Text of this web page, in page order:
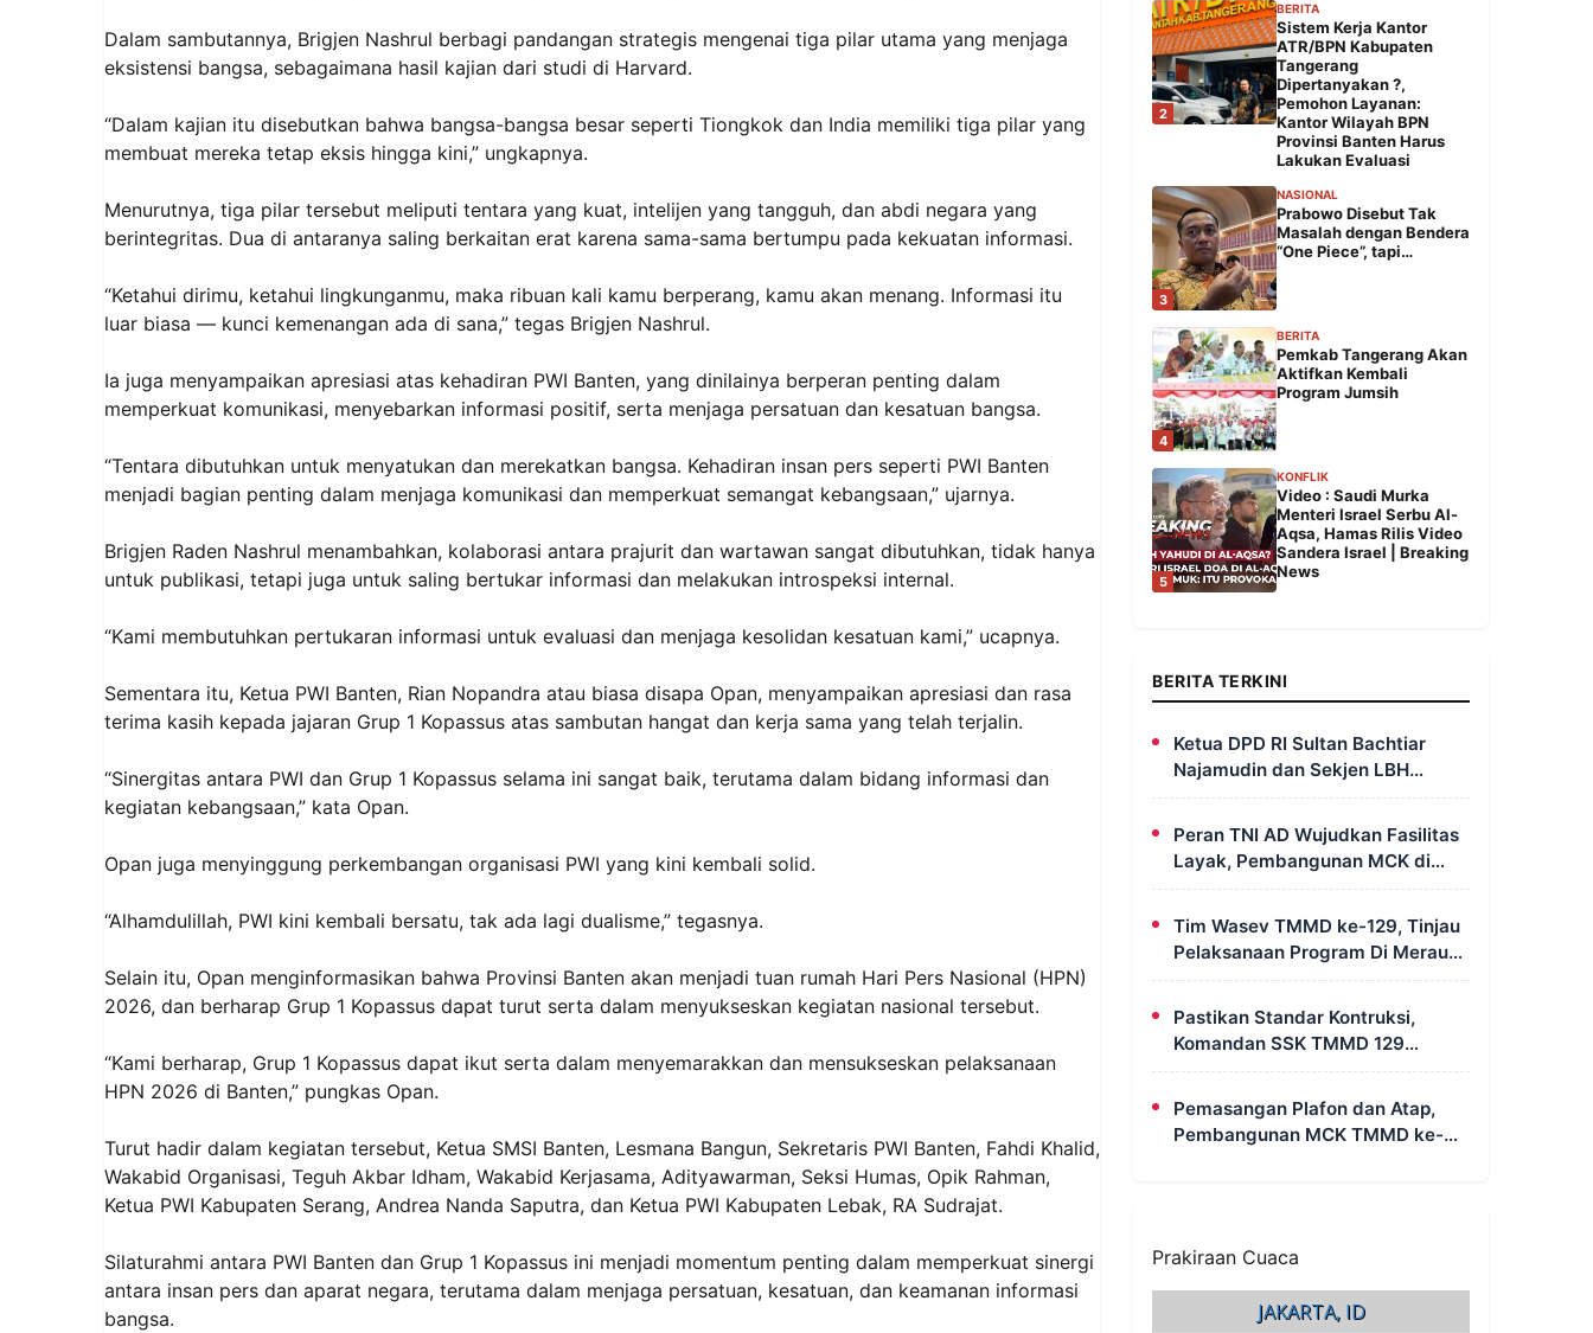
Dalam sambutannya, Brigjen Nashrul berbagi pandangan strategis mengenai tiga pilar utama yang menjaga
eksistensi bangsa, sebagaimana hasil kajian dari studi di Harvard.
“Dalam kajian itu disebutkan bahwa bangsa-bangsa besar seperti Tiongkok dan India memiliki tiga pilar yang
membuat mereka tetap eksis hingga kini,” ungkapnya.
Menurutnya, tiga pilar tersebut meliputi tentara yang kuat, intelijen yang tangguh, dan abdi negara yang
berintegritas. Dua di antaranya saling berkaitan erat karena sama-sama bertumpu pada kekuatan informasi.
“Ketahui dirimu, ketahui lingkunganmu, maka ribuan kali kamu berperang, kamu akan menang. Informasi itu
luar biasa — kunci kemenangan ada di sana,” tegas Brigjen Nashrul.
Ia juga menyampaikan apresiasi atas kehadiran PWI Banten, yang dinilainya berperan penting dalam
memperkuat komunikasi, menyebarkan informasi positif, serta menjaga persatuan dan kesatuan bangsa.
“Tentara dibutuhkan untuk menyatukan dan merekatkan bangsa. Kehadiran insan pers seperti PWI Banten
menjadi bagian penting dalam menjaga komunikasi dan memperkuat semangat kebangsaan,” ujarnya.
Brigjen Raden Nashrul menambahkan, kolaborasi antara prajurit dan wartawan sangat dibutuhkan, tidak hanya
untuk publikasi, tetapi juga untuk saling bertukar informasi dan melakukan introspeksi internal.
“Kami membutuhkan pertukaran informasi untuk evaluasi dan menjaga kesolidan kesatuan kami,” ucapnya.
Sementara itu, Ketua PWI Banten, Rian Nopandra atau biasa disapa Opan, menyampaikan apresiasi dan rasa
terima kasih kepada jajaran Grup 1 Kopassus atas sambutan hangat dan kerja sama yang telah terjalin.
“Sinergitas antara PWI dan Grup 1 Kopassus selama ini sangat baik, terutama dalam bidang informasi dan
kegiatan kebangsaan,” kata Opan.
Opan juga menyinggung perkembangan organisasi PWI yang kini kembali solid.
“Alhamdulillah, PWI kini kembali bersatu, tak ada lagi dualisme,” tegasnya.
Selain itu, Opan menginformasikan bahwa Provinsi Banten akan menjadi tuan rumah Hari Pers Nasional (HPN)
2026, dan berharap Grup 1 Kopassus dapat turut serta dalam menyukseskan kegiatan nasional tersebut.
“Kami berharap, Grup 1 Kopassus dapat ikut serta dalam menyemarakkan dan mensukseskan pelaksanaan
HPN 2026 di Banten,” pungkas Opan.
Turut hadir dalam kegiatan tersebut, Ketua SMSI Banten, Lesmana Bangun, Sekretaris PWI Banten, Fahdi Khalid,
Wakabid Organisasi, Teguh Akbar Idham, Wakabid Kerjasama, Adityawarman, Seksi Humas, Opik Rahman,
Ketua PWI Kabupaten Serang, Andrea Nanda Saputra, dan Ketua PWI Kabupaten Lebak, RA Sudrajat.
Silaturahmi antara PWI Banten dan Grup 1 Kopassus ini menjadi momentum penting dalam memperkuat sinergi
antara insan pers dan aparat negara, terutama dalam menjaga persatuan, kesatuan, dan keamanan informasi
bangsa.
2
BERITA
Sistem Kerja Kantor
ATR/BPN Kabupaten
Tangerang
Dipertanyakan ?,
Pemohon Layanan:
Kantor Wilayah BPN
Provinsi Banten Harus
Lakukan Evaluasi
3
NASIONAL
Prabowo Disebut Tak
Masalah dengan Bendera
“One Piece”, tapi…
4
BERITA
Pemkab Tangerang Akan
Aktifkan Kembali
Program Jumsih
5
KONFLIK
Video : Saudi Murka
Menteri Israel Serbu Al-
Aqsa, Hamas Rilis Video
Sandera Israel | Breaking
News
BERITA TERKINI
Ketua DPD RI Sultan Bachtiar
Najamudin dan Sekjen LBH
FERADI Yoshua Rivaldo Bahas
Geopolitik dan Supremasi Hukum
Peran TNI AD Wujudkan Fasilitas
Layak, Pembangunan MCK di
Dusun Serapu Rampung
Dikerjakan
Tim Wasev TMMD ke-129, Tinjau
Pelaksanaan Program Di Merauke
– Papua Selatan
Pastikan Standar Kontruksi,
Komandan SSK TMMD 129
Intensif Awasi Pembangunan
Pemasangan Plafon dan Atap,
Pembangunan MCK TMMD ke-
Prakiraan Cuaca
JAKARTA, ID